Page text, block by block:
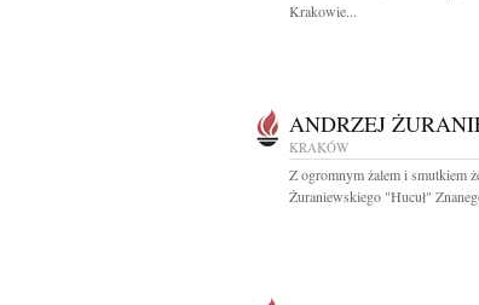
Krakowie...
ANDRZEJ
KRAKÓW
Z ogromnym żalem i smutkiem
Żuraniewskiego "Hucuł"